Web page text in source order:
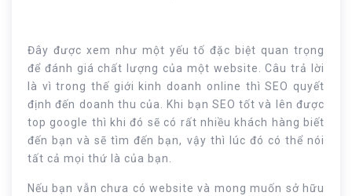
Đây được xem như một yếu tố đặc biệt quan trọng
để đánh giá chất lượng của một website. Câu trả lời
là vì trong thế giới kinh doanh online thì SEO quyết
định đến doanh thu của. Khi bạn SEO tốt và lên được
top google thì khi đó sẽ có rất nhiều khách hàng biết
đến bạn và sẽ tìm đến bạn, vậy thì lúc đó có thể nói
tất cả mọi thứ là của bạn.
Nếu bạn vẫn chưa có website và mong muốn sở hữu